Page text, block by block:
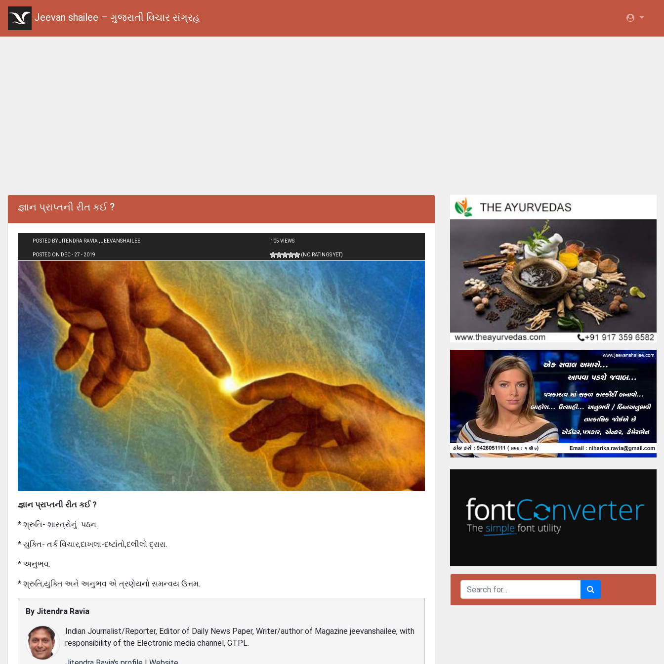
Jeevan shailee – ગુજરાતી વિચાર સંગ્રહ
જ્ઞાન પ્રાપ્તની રીત કઈ ?
POSTED BY JITENDRA RAVIA , JEEVANSHAILEE
POSTED ON DEC - 27 - 2019
105 VIEWS
(NO RATINGS YET)
જ્ઞાન પ્રાપ્તની રીત કઈ ?
* શ્રુતિ- શાસ્ત્રોનું પઠન.
* યુક્તિ- તર્ક વિચાર,દાખલા-દષ્ટાંતો,દલીલો દ્રારા.
* અનુભવ.
* શ્રુતિ,યુક્તિ અને અનુભવ એ ત્રણેયનો સમન્વય ઉત્તમ.
By Jitendra Ravia
Indian Journalist/Reporter, Editor of Daily News Paper, Writer/author of Magazine jeevanshailee, with
responsibility of the Electronic media channel, GTPL.